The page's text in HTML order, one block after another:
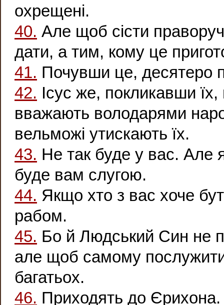
охрещені.
40. Але щоб сісти
дати, а тим, кому це
41. Почувши це, десятеро
42. Ісус же, покликавши
вважають володарями
вельможі утискають їх.
43. Не так буде у вас. Але
буде вам слугою.
44. Якщо хто з вас хоче
рабом.
45. Бо й Людський Син не
але щоб самому
багатьох.
46. Приходять до